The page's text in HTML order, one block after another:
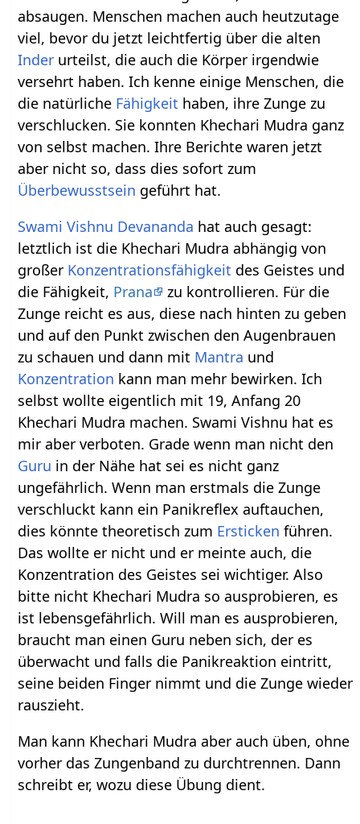
absaugen. Menschen machen auch heutzutage
viel, bevor du jetzt leichtfertig über die alten
Inder urteilst, die auch die Körper irgendwie
versehrt haben. Ich kenne einige Menschen, die
die natürliche Fähigkeit haben, ihre Zunge zu
verschlucken. Sie konnten Khechari Mudra ganz
von selbst machen. Ihre Berichte waren jetzt
aber nicht so, dass dies sofort zum
Überbewusstsein geführt hat.
Swami Vishnu Devananda hat auch gesagt:
letztlich ist die Khechari Mudra abhängig von
großer Konzentrationsfähigkeit des Geistes und
die Fähigkeit, Prana
zu kontrollieren. Für die
Zunge reicht es aus, diese nach hinten zu geben
und auf den Punkt zwischen den Augenbrauen
zu schauen und dann mit Mantra und
Konzentration kann man mehr bewirken. Ich
selbst wollte eigentlich mit 19, Anfang 20
Khechari Mudra machen. Swami Vishnu hat es
mir aber verboten. Grade wenn man nicht den
Guru in der Nähe hat sei es nicht ganz
ungefährlich. Wenn man erstmals die Zunge
verschluckt kann ein Panikreflex auftauchen,
dies könnte theoretisch zum Ersticken führen.
Das wollte er nicht und er meinte auch, die
Konzentration des Geistes sei wichtiger. Also
bitte nicht Khechari Mudra so ausprobieren, es
ist lebensgefährlich. Will man es ausprobieren,
braucht man einen Guru neben sich, der es
überwacht und falls die Panikreaktion eintritt,
seine beiden Finger nimmt und die Zunge wieder
rauszieht.
Man kann Khechari Mudra aber auch üben, ohne
vorher das Zungenband zu durchtrennen. Dann
schreibt er, wozu diese Übung dient.